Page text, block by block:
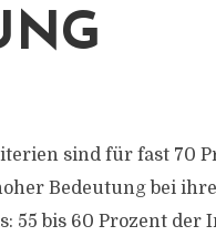
sind für fast 70
Bedeutung bei
bis 60 Prozent der